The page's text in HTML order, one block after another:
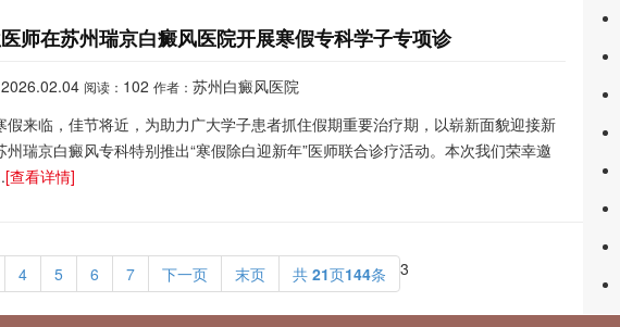
师在苏州瑞京白癜风医院开展寒假专科学子专项诊
2026.02.04 阅读： 102作者：苏州白癜风医院
假来临，佳节将近，为助力广大学子患者抓住假期重要治疗期，以崭新面貌迎接新
州瑞京白癜风专科特别推出“寒假除白迎新年”医师联合诊疗活动。本次我们荣幸邀
[查看详情]
3
4 5 6 7 下一页 末页 共 21页144条